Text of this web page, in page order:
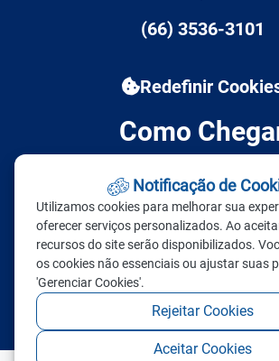
(66) 3536-3101
Redefinir
Como
Prefeitura de
Endereço: Rua dos Três
Centro – Marcelândia (MT) –
000
Notificação de
Utilizamos cookies para melhorar sua
oferecer serviços personalizados. Ao
recursos do site serão disponibilizados.
os cookies não essenciais ou ajustar suas
'Gerenciar Cookies'.
Rejeitar Cookies
Aceitar Cookies